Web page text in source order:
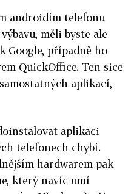
androidím telefonu
měli byste ale
Google, případně ho
QuickOffice. Ten sice
aplikací,
aplikaci
telefonech chybí.
hardwarem pak
který navíc umí